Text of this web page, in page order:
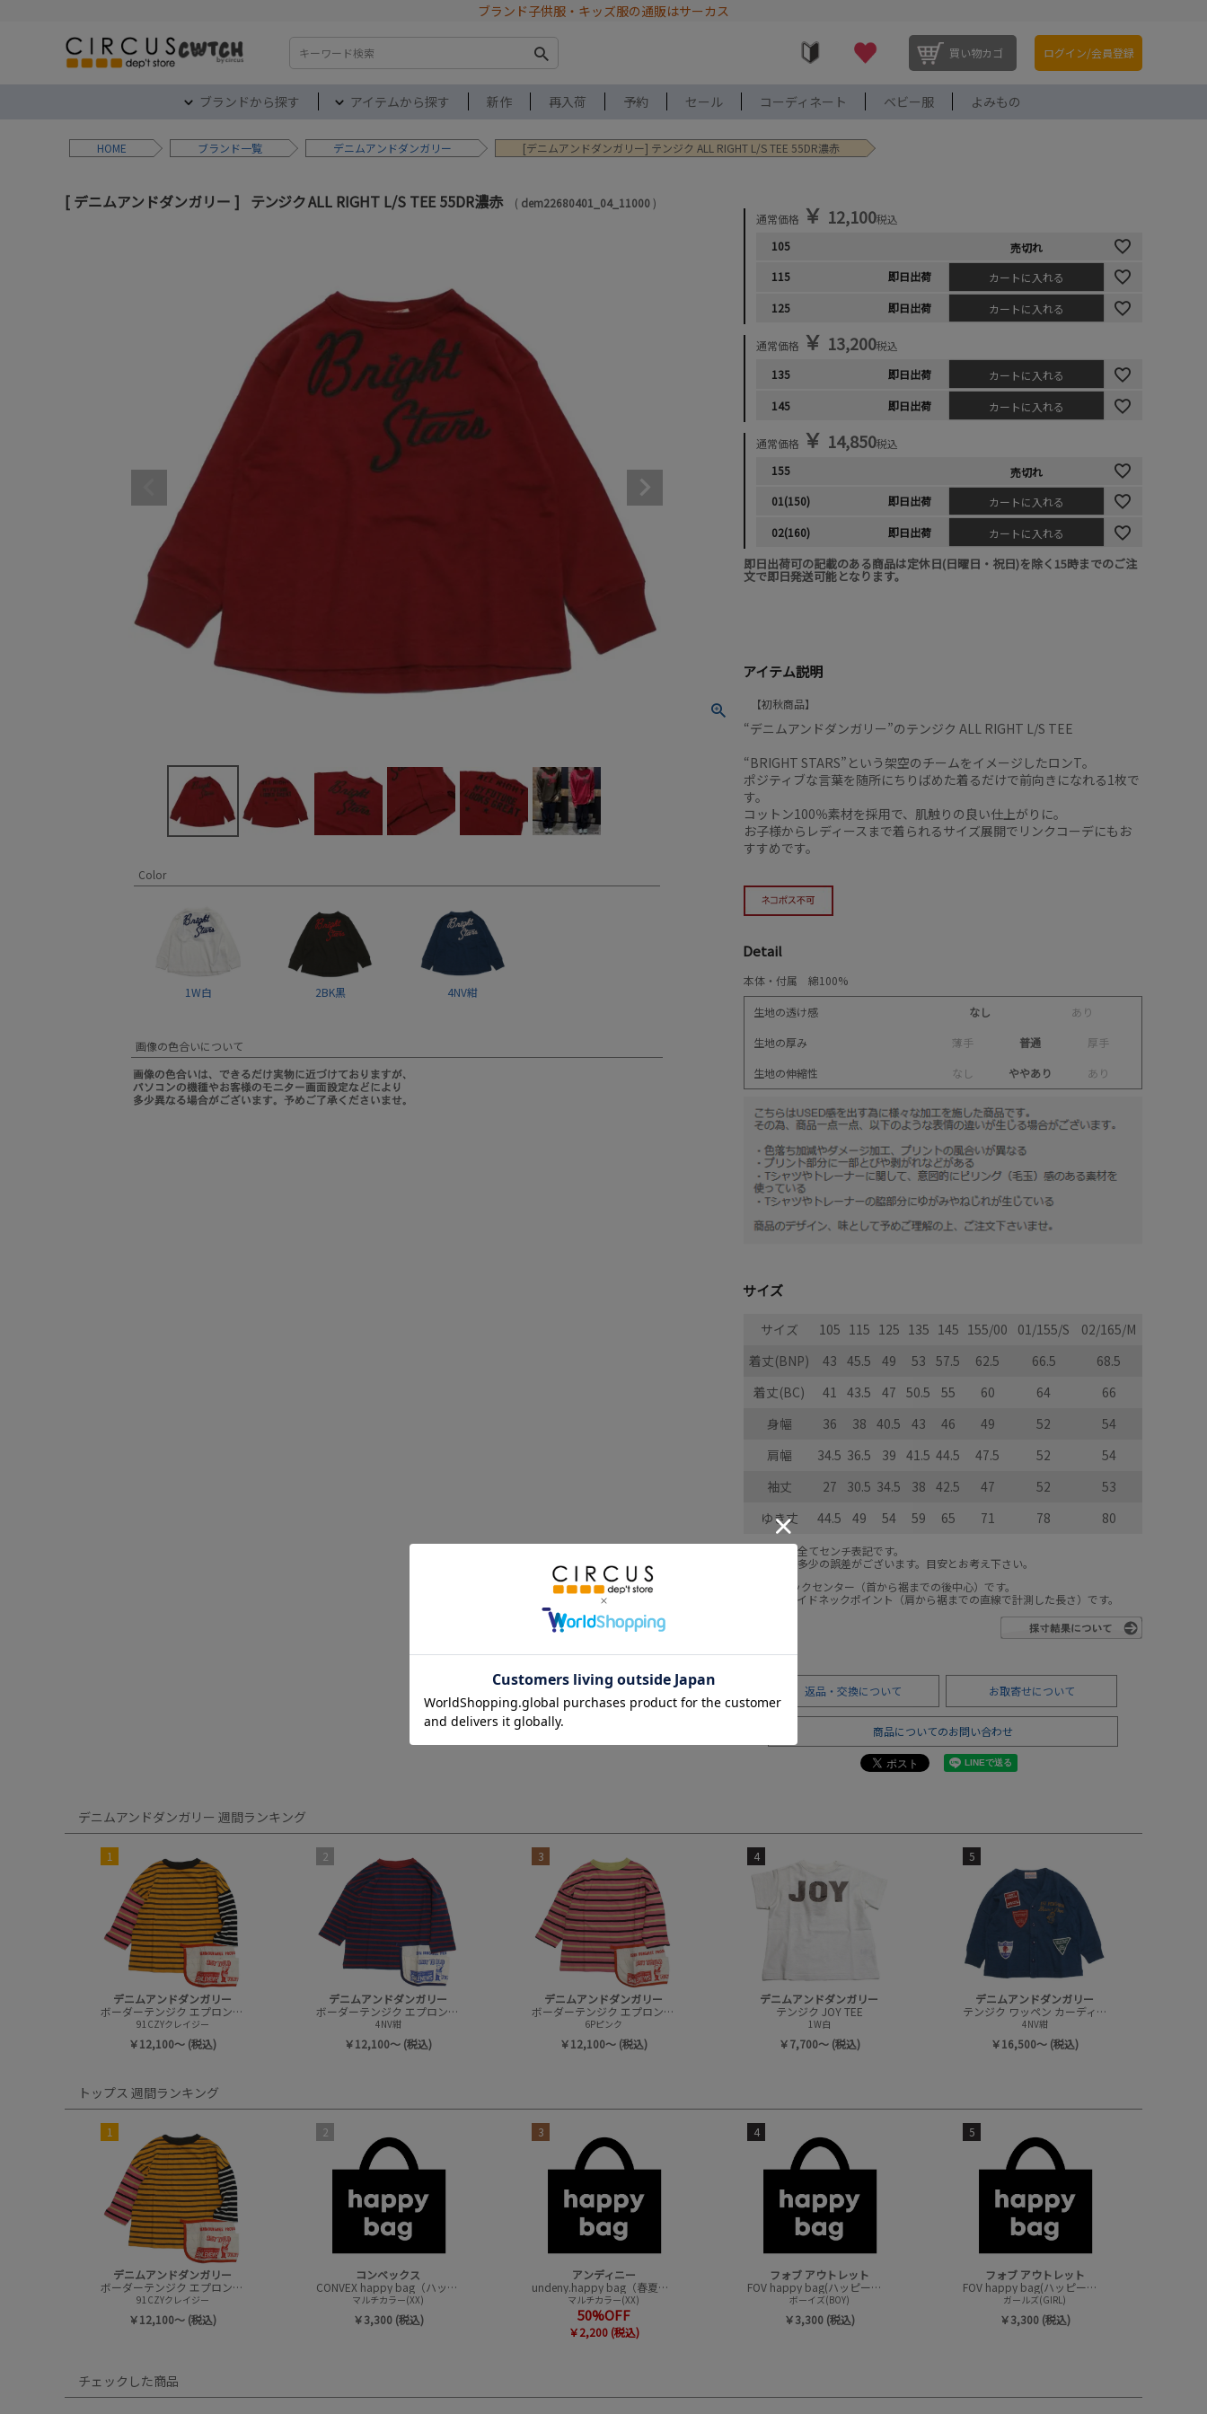
ブランド子供服・キッズ服の通販はサーカス
検索 買い物カゴ ログイン/会員登録
ブランドから探す アイテムから探す 新作 再入荷 予約 セール コーディネート ベビー服 よみもの
HOME ブランド デニムアンドダンガリー [デニムアンドダンガリー] テンジク ALL RIGHT L/S TEE 55DR濃赤
デニムアンドダンガリー テンジク ALL RIGHT L/S TEE 55DR濃赤 dem22680401_04_11000
Color
1W白 2BK黒 4NV紺
画像の色合いについて
通常価格 ￥ 12,100税込
105
売切れ
115
即日出荷
カートに入れる
125
即日出荷 カートに入れる
通常価格 ￥ 13,200税込
135
即日出荷
カートに入れる
145
即日出荷 カートに入れる
通常価格 ￥ 14,850税込
155
売切れ
01(150)
即日出荷
カートに入れる
02(160)
即日出荷 カートに入れる
即日出荷可の記載のある商品は定休日(日曜日・祝日)を除く15時までのご注
文で即日発送可能となります。
アイテム説明
初秋商品
“デニムアンドダンガリー”のテンジク ALL RIGHT L/S TEE
“BRIGHT STARS”という架空のチームをイメージしたロンT。
ポジティブな言葉を随所にちりばめた着るだけで前向きになれる1枚で
す。
コットン100％素材を採用で、肌触りの良い仕上がりに。
お子様からレディースまで着られるサイズ展開でリンクコーデにもお
すすめです。
Detail
本体・付属 綿100%
生地の透け感 なし あ り
生地の厚み
薄手 普通 厚手
生地の伸縮性
な し ややあり あ り
サイズ
サイズ 105 115 125 135 145 155/00 01/155/S
02/165/M
着丈(BNP)
43 45.5 49 53 57.5 62.5 66.5
68.5
着丈(BC)
41 43.5 47 50.5 55 60 64
66
身幅
36 38 40.5 43 46 49 52
54
肩幅
34.5 36.5 39 41.5 44.5 47.5 52
54
袖丈
27 30.5 34.5 38 42.5 47 52
53
ゆき丈
44.5 49 54 59 65 71 78 80
採寸結果は全てセンチ表記です。
商品により多少の誤差がございます。目安とお考え下さい。
※BCはバックセンター（首から裾までの後中心）です。
※SNPはサイドネックポイント（肩から裾までの直線で計測した長さ）です。
返品・交換について お取寄せについて
商品についてのお問い合わせ
デニムアンドダンガリー 週間ランキング
1
デニムアンドダンガリー
ボーダーテンジク エプロンツキ L/S TEE(8分袖)
91CZYクレイジー
￥12,100～ (税込)
2
デニムアンドダンガリー
ボーダーテンジク エプロンツキ L/S TEE(8分袖)
4NV紺
￥12,100～ (税込)
3
デニムアンドダンガリー
ボーダーテンジク エプロンツキ L/S TEE(8分袖)
6Pピンク
￥12,100～ (税込)
4
デニムアンドダンガリー
テンジク JOY TEE
1W白
￥7,700～ (税込)
5
デニムアンドダンガリー
テンジク ワッペン カーディガン
4NV紺
￥16,500～ (税込)
トップス 週間ランキング
1
デニムアンドダンガリー
ボーダーテンジク エプロンツキ L/S TEE(8分袖)
91CZYクレイジー
￥12,100～ (税込)
2
コンベックス
CONVEX happy bag（ハッピーバック）
マルチカラー(XX)
￥3,300 (税込)
3
アンディニー
undeny.happy bag（春夏アイテムハッピーバック）
マルチカラー(XX)
50%OFF
￥2,200 (税込)
4
フォブ アウトレット
FOV happy bag(ハッピーバック/トップスセット)
ボーイズ(BOY)
￥3,300 (税込)
5
フォブ アウトレット
FOV happy bag(ハッピーバック/トップスセット)
ガールズ(GIRL)
￥3,300 (税込)
チェックした商品